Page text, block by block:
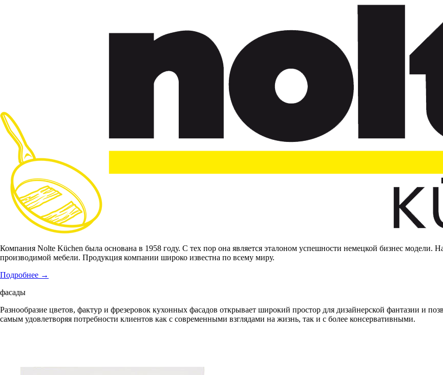
Компания Nolte Küchen была основана в 1958 году. С тех пор она является эталоном успешности немецкой бизнес модели.
производимой мебели. Продукция компании широко известна по всему миру.
Подробнее →
фасады
Разнообразие цветов, фактур и фрезеровок кухонных фасадов открывает широкий простор для дизайнерской фантазии и
самым удовлетворяя потребности клиентов как с современными взглядами на жизнь, так и с более консервативными.